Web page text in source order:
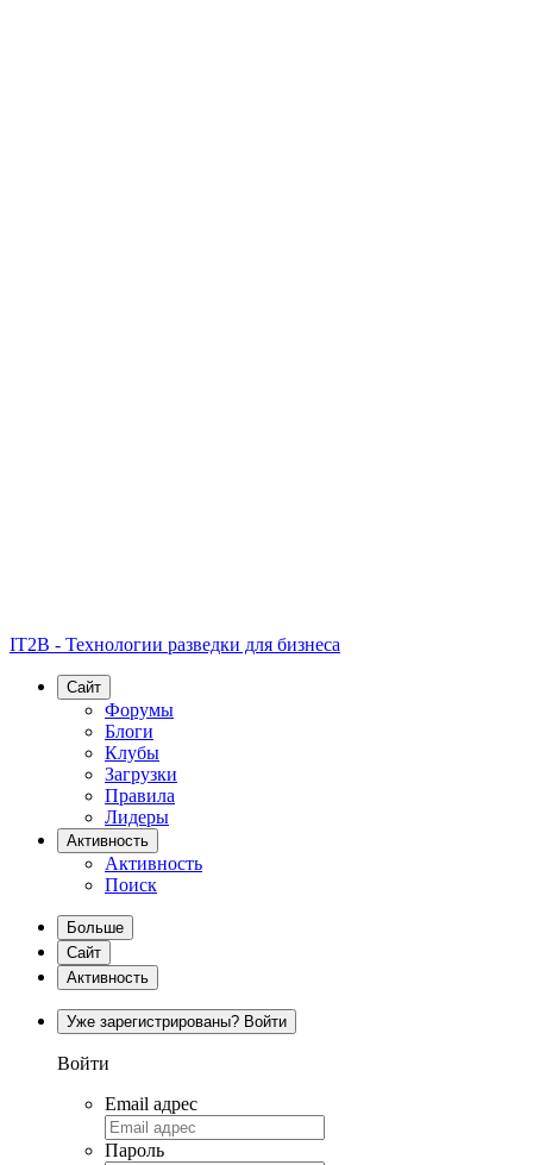
IT2B - Технологии разведки для бизнеса
Сайт
Форумы
Блоги
Клубы
Загрузки
Правила
Лидеры
Активность
Активность
Поиск
Больше
Сайт
Активность
Уже зарегистрированы? Войти
Войти
Email адрес
Пароль